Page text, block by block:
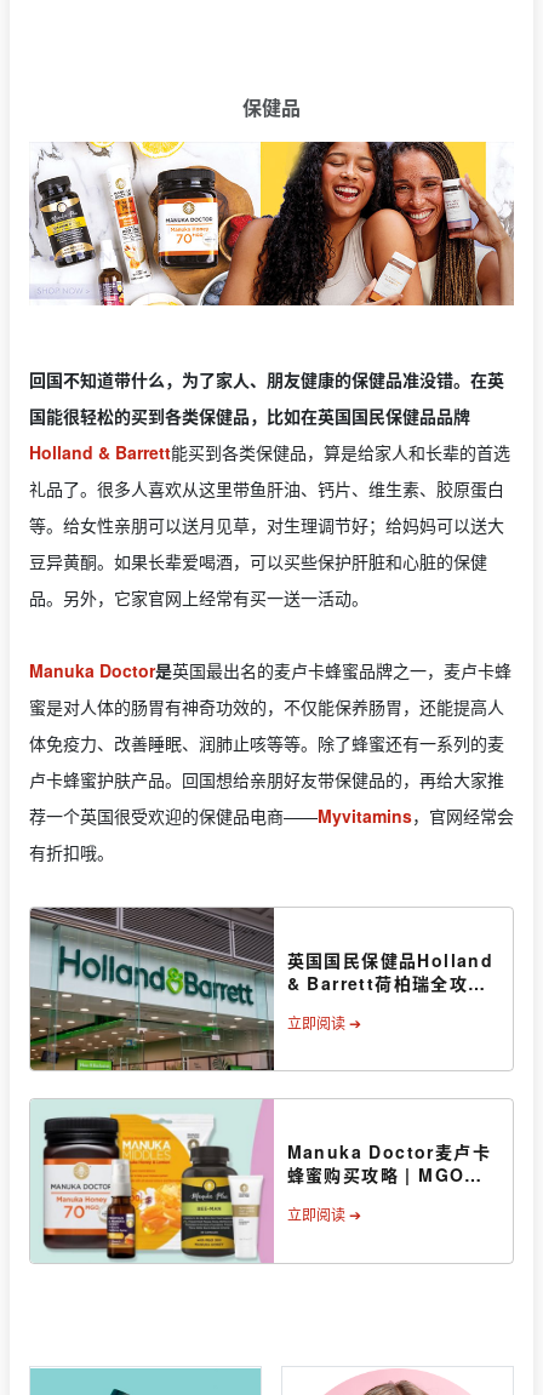
保健品
回国不知道带什么，为了家人、朋友健康的保健品准没错。在英
国能很轻松的买到各类保健品，比如在英国国民保健品品牌
Holland & Barrett能买到各类保健品，算是给家人和长辈的首选
礼品了。很多人喜欢从这里带鱼肝油、钙片、维生素、胶原蛋白
等。给女性亲朋可以送月见草，对生理调节好；给妈妈可以送大
豆异黄酮。如果长辈爱喝酒，可以买些保护肝脏和心脏的保健
品。另外，它家官网上经常有买一送一活动。
Manuka Doctor是英国最出名的麦卢卡蜂蜜品牌之一，麦卢卡蜂
蜜是对人体的肠胃有神奇功效的，不仅能保养肠胃，还能提高人
体免疫力、改善睡眠、润肺止咳等等。除了蜂蜜还有一系列的麦
卢卡蜂蜜护肤产品。回国想给亲朋好友带保健品的，再给大家推
荐一个英国很受欢迎的保健品电商——Myvitamins，官网经常会
有折扣哦。
英国国民保健品Holland
& Barrett荷柏瑞全攻略
起！
立即阅读 ➔
Manuka Doctor麦卢卡
蜂蜜购买攻略 | MGO等
立即阅读 ➔